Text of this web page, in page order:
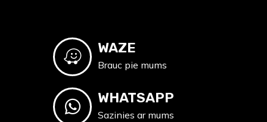
WAZE
Brauc pie mums
WHATSAPP
Sazinies ar mums